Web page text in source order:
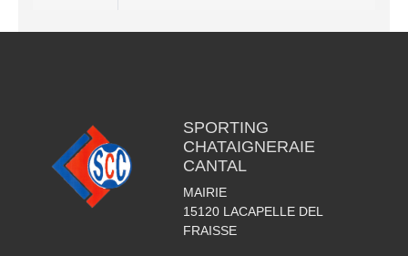
SPORTING
CHATAIGNERAIE
CANTAL
MAIRIE
15120 LACAPELLE DEL
FRAISSE